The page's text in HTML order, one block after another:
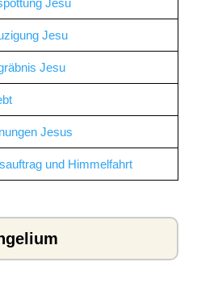
Jesu
Jesu
Jesu
Jesus
und Himmelfahrt